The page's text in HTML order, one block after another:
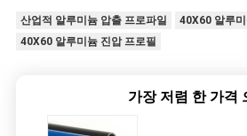
산업적 알루미늄 압출 프로파일
40X60 알루
40X60 알루미늄 진압 프로필
가장 저렴 한 가격